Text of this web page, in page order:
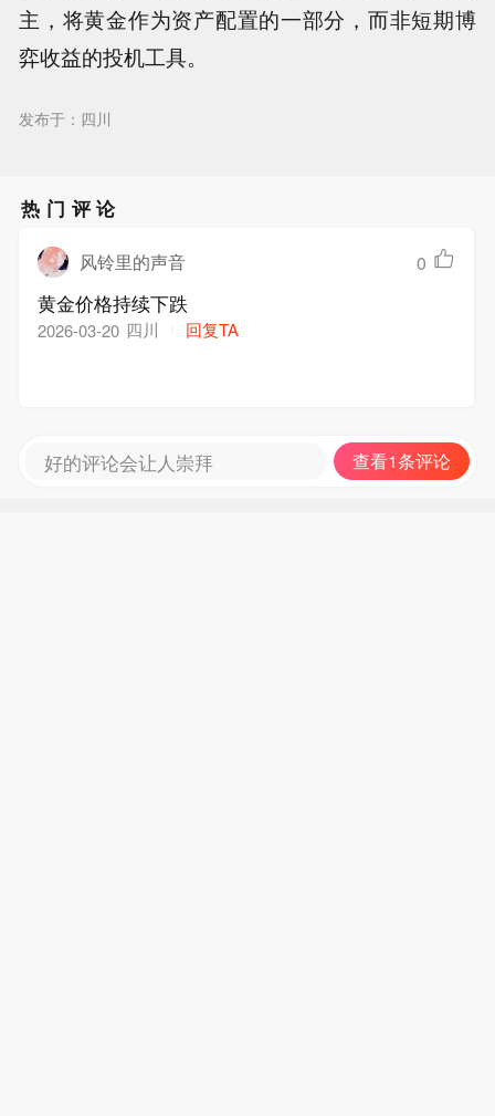
主，将黄金作为资产配置的一部分，而非短期博
弈收益的投机工具。
发布于：四川
热门评论
风铃里的声音 0
黄金价格持续下跌
2026-03-20 四川 回复TA
好的评论会让人崇拜 查看1条评论